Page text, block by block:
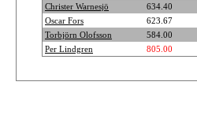
Christer Warnesjö
634.40
Oscar Fors
623.67
Torbjörn Olofsson
584.00
Per Lindgren
805.00